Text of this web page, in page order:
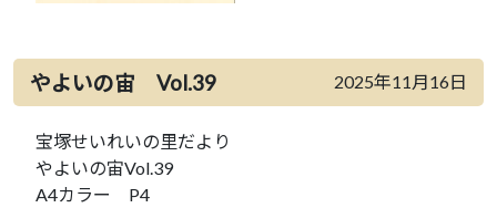
やよいの宙 Vol.39 2025年11月16日
宝塚せいれいの里だより
やよいの宙Vol.39
A4カラー P4